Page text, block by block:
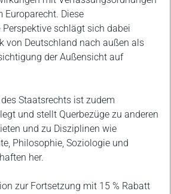
Diese
Perspektive schlägt sich dabei
von Deutschland nach außen als
der Außensicht auf
Staatsrechts ist zudem
und stellt Querbezüge zu anderen
und zu Disziplinen wie
Philosophie, Soziologie und
her.
zur Fortsetzung mit 15 % Rabatt